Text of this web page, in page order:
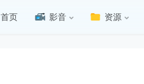
首页 影音 资源